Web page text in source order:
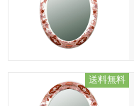
送料無料